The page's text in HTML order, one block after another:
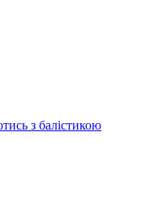
з балістикою